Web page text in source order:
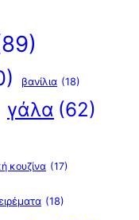
βανίλια (18)
γάλα (62)
κουζίνα (17)
(18)